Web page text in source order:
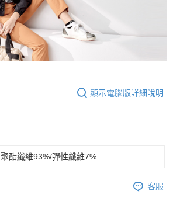
顯示電腦版詳細說明
聚酯纖維93%/彈性纖維7%
客服